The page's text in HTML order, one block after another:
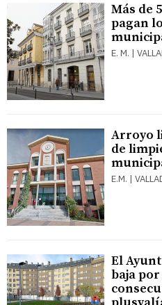
Más de
pagan
E. M. |
Arroyo
de
E.M. |
El
baja